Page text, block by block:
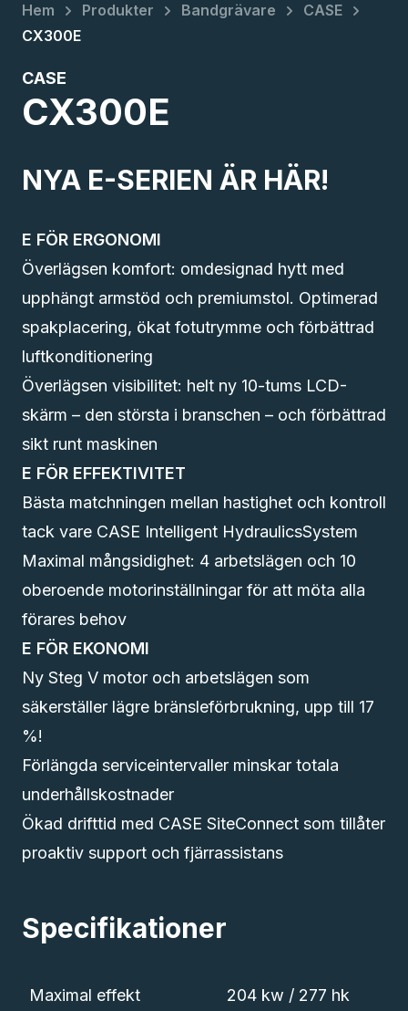
Hem chevron_right Produkter chevron_right Bandgrävare chevron_right CASE chevron_right
CX300E
CASE
CX300E
NYA E-SERIEN ÄR HÄR!
E FÖR ERGONOMI
Överlägsen komfort: omdesignad hytt med
upphängt armstöd och premiumstol. Optimerad
spakplacering, ökat fotutrymme och förbättrad
luftkonditionering
Överlägsen visibilitet: helt ny 10-tums LCD-
skärm – den största i branschen – och förbättrad
sikt runt maskinen
E FÖR EFFEKTIVITET
Bästa matchningen mellan hastighet och kontroll
tack vare CASE Intelligent HydraulicsSystem
Maximal mångsidighet: 4 arbetslägen och 10
oberoende motorinställningar för att möta alla
förares behov
E FÖR EKONOMI
Ny Steg V motor och arbetslägen som
säkerställer lägre bränsleförbrukning, upp till 17
%!
Förlängda serviceintervaller minskar totala
underhållskostnader
Ökad drifttid med CASE SiteConnect som tillåter
proaktiv support och fjärrassistans
Specifikationer
Maximal effekt 204 kw / 277 hk